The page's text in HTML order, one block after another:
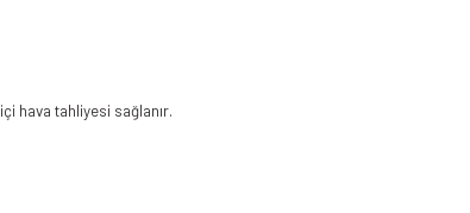
hava tahliyesi sağlanır.